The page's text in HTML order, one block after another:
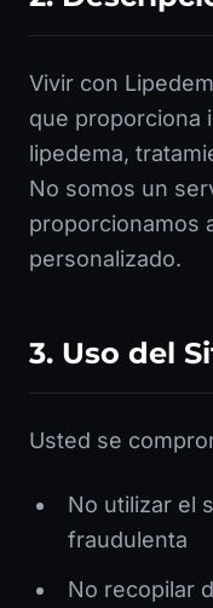
Vivir con
que proporciona
lipedema,
No somos un
proporcionamos
personalizado.
3. Uso del
Usted se
No utilizar el
fraudulenta
No recopilar